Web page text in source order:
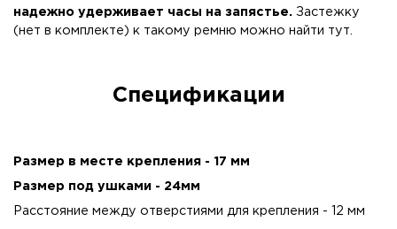
надежно удерживает часы на запястье. Застежку
(нет в комплекте) к такому ремню можно найти тут
Спецификации
Размер в месте крепления - 17 мм
Размер под ушками - 24мм
Расстояние между отверстиями для крепления - 12 мм